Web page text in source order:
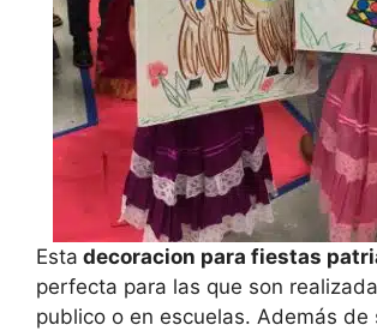
Esta decoracion para fiestas
perfecta para las que son
publico o en escuelas. Además de